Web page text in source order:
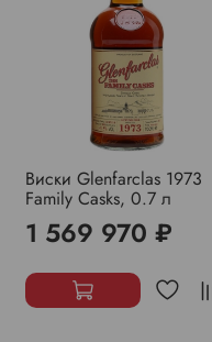
Виски Glenfarclas 1973
Family Casks, 0.7 л
1 569 970 ₽